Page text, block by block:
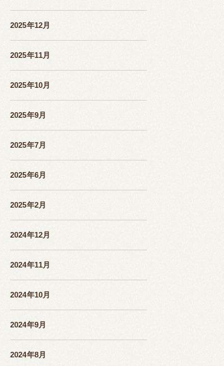
2025年12月
2025年11月
2025年10月
2025年9月
2025年7月
2025年6月
2025年2月
2024年12月
2024年11月
2024年10月
2024年9月
2024年8月